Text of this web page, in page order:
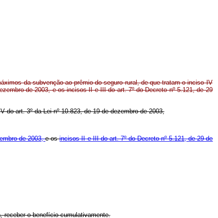
da subvenção ao prêmio do seguro rural, de que tratam o inciso IV
de 2003, e os incisos II e III do art. 7º do Decreto nº 5.121, de 29
art. 3º da Lei nº 10.823, de 19 de dezembro de 2003,
de 2003,e osincisos II e III do art. 7º do Decreto nº 5.121, de 29 de
receber o benefício cumulativamente.